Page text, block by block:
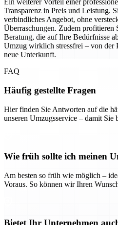
Ein weiterer Vorteil einer
Transparenz in Preis und Leistung.
verbindliches Angebot, ohne
Überraschungen. Zudem profitieren
Beratung, die auf Ihre Bedürfnisse
Umzug wirklich stressfrei – von der
neue Unterkunft.
FAQ
Häufig gestellte Fragen
Hier finden Sie Antworten auf die
unseren Umzugsservice – damit Sie
Wie früh sollte ich meinen
Am besten so früh wie möglich –
Voraus. So können wir Ihren
Bietet Ihr Unternehmen